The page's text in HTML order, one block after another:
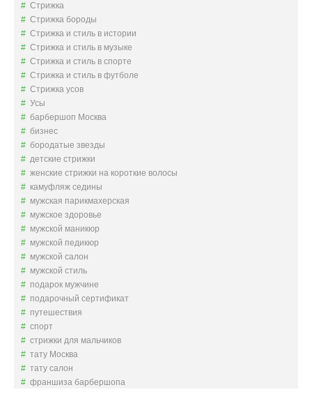
Стрижка
Стрижка бороды
Стрижка и стиль в истории
Стрижка и стиль в музыке
Стрижка и стиль в спорте
Стрижка и стиль в футболе
Стрижка усов
Усы
барбершоп Москва
бизнес
бородатые звезды
детские стрижки
женские стрижки на короткие волосы
камуфляж седины
мужская парикмахерская
мужское здоровье
мужской маникюр
мужской педикюр
мужской салон
мужской стиль
подарок мужчине
подарочный сертификат
путешествия
спорт
стрижки для мальчиков
тату Москва
тату салон
франшиза барбершопа